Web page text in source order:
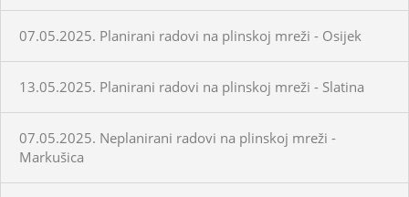
07.05.2025. Planirani radovi na plinskoj mreži - Osijek
13.05.2025. Planirani radovi na plinskoj mreži - Slatina
07.05.2025. Neplanirani radovi na plinskoj mreži -
Markušica